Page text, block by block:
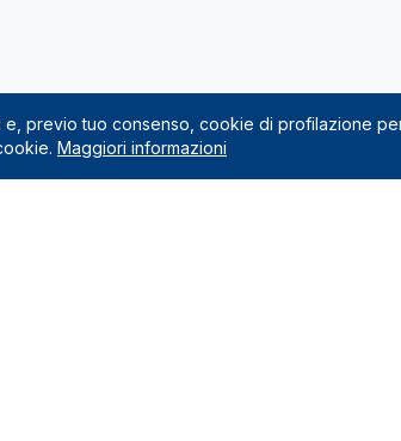
previo tuo consenso, cookie di profilazione
Maggiori informazioni